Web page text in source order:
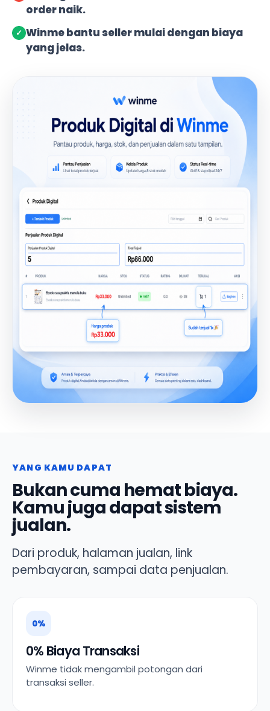
order naik.
✓ Winme bantu seller mulai dengan biaya
yang jelas.
YANG KAMU DAPAT
Bukan cuma hemat biaya.
Kamu juga dapat sistem
jualan.
Dari produk, halaman jualan, link
pembayaran, sampai data penjualan.
0%
0% Biaya Transaksi
Winme tidak mengambil potongan dari
transaksi seller.